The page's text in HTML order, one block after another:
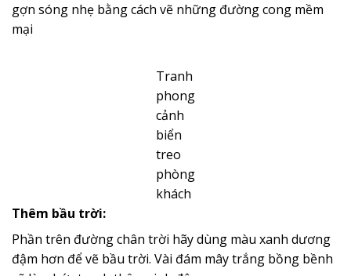
gợn sóng nhẹ bằng cách vẽ những đường cong mềm
mại
Tranh
phong
cảnh
biển
treo
phòng
khách
Thêm bầu trời:
Phần trên đường chân trời hãy dùng màu xanh dương
đậm hơn để vẽ bầu trời. Vài đám mây trắng bồng bềnh